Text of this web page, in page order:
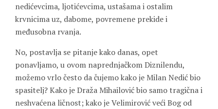
nedićevcima, ljotićevcima, ustašama i ostalim
krvnicima uz, dabome, povremene prekide i
međusobna rvanja.
No, postavlja se pitanje kako danas, opet
ponavljamo, u ovom naprednjačkom Diznilendu,
možemo vrlo često da čujemo kako je Milan Nedić bio
spasitelj? Kako je Draža Mihailović bio samo tragična i
neshvaćena ličnost; kako je Velimirović veći Bog od